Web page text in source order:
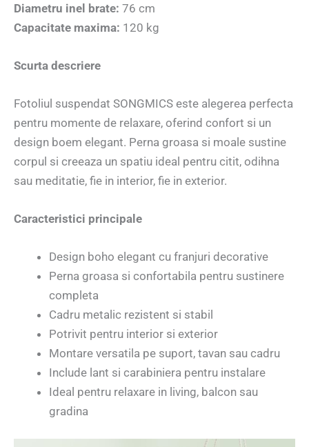
Diametru inel brate: 76 cm
Capacitate maxima: 120 kg
Scurta descriere
Fotoliul suspendat SONGMICS este alegerea perfecta
pentru momente de relaxare, oferind confort si un
design boem elegant. Perna groasa si moale sustine
corpul si creeaza un spatiu ideal pentru citit, odihna
sau meditatie, fie in interior, fie in exterior.
Caracteristici principale
Design boho elegant cu franjuri decorative
Perna groasa si confortabila pentru sustinere
completa
Cadru metalic rezistent si stabil
Potrivit pentru interior si exterior
Montare versatila pe suport, tavan sau cadru
Include lant si carabiniera pentru instalare
Ideal pentru relaxare in living, balcon sau
gradina